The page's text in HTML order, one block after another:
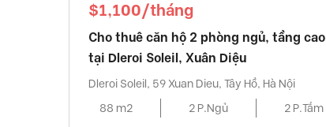
$1,100/tháng
Cho thuê căn hộ 2 phòng ngủ, tầng cao
tại Dleroi Soleil, Xuân Diệu
Dleroi Soleil, 59 Xuan Dieu, Tây Hồ, Hà Nội
88 m2
2 P.Ngủ 2 P.Tắm